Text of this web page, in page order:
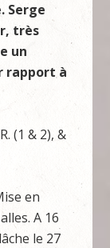
Serge
très
un
rapport à
(1 & 2), &
en
A 16
le 27